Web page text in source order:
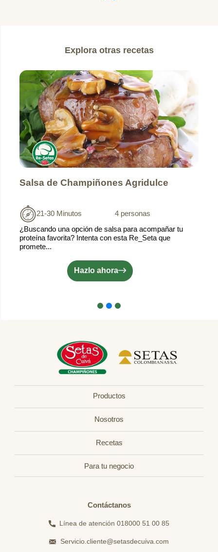
Explora otras recetas
Salsa de Champiñones Agridulce
21-30 Minutos
4 personas
¿Buscando una opción de salsa para acompañar tu
proteína favorita? Intenta con esta Re_Seta que
promete...
Hazlo ahora
Productos
Nosotros
Recetas
Para tu negocio
Contáctanos
Línea de atención 018000 51 00 85
Servicio.cliente@setasdecuiva.com